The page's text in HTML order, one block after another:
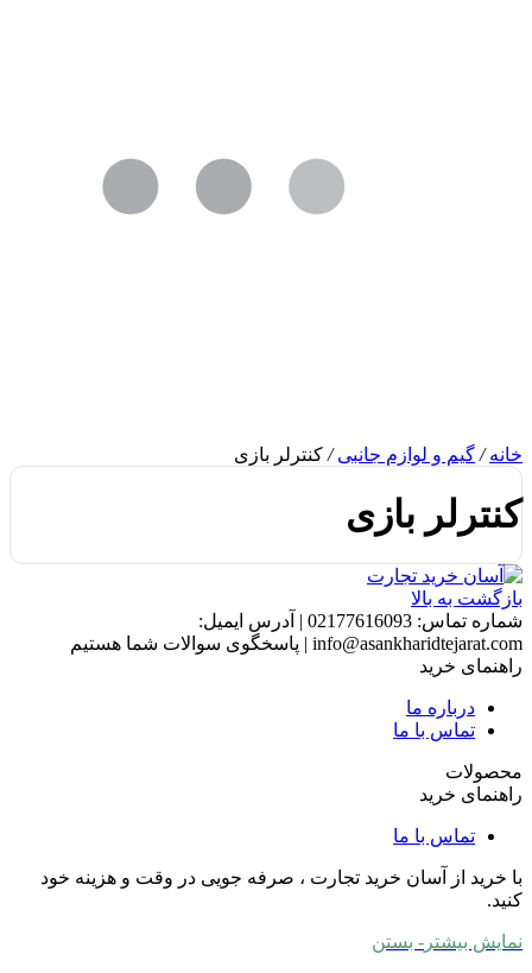
خانه/ گیم و لوازم جانبی/ کنترلر بازی
کنترلر بازی
بازگشت به بالا
شماره تماس: 02177616093
| آدرس ایمیل:
info@asankharidtejarat.com
| پاسخگوی سوالات شما هستیم
راهنمای خرید
درباره ما
تماس با ما
محصولات
راهنمای خرید
تماس با ما
با خرید از آسان خرید تجارت ، صرفه جویی در وقت و هزینه خود
کنید.
نمایش بیشتر - بستن